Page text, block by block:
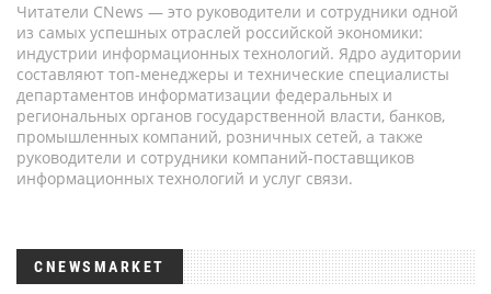
Читатели CNews — это руководители и сотрудники одной
из самых успешных отраслей российской экономики:
индустрии информационных технологий. Ядро аудитории
составляют топ-менеджеры и технические специалисты
департаментов информатизации федеральных и
региональных органов государственной власти, банков,
промышленных компаний, розничных сетей, а также
руководители и сотрудники компаний-поставщиков
информационных технологий и услуг связи.
CNEWSMARKET